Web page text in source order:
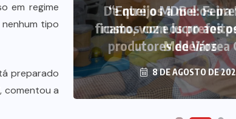
em regime
tipo
preparado
comentou a
dá
“Entre o MDB e os
ficamos com os
Medeiros
8 DE AGOSTO DE